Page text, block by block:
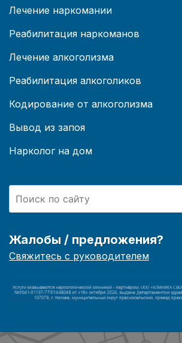
Лечение наркомании
Реабилитация наркоманов
Лечение алкоголизма
Реабилитация алкоголиков
Кодирование от алкоголизма
Вывод из запоя
Нарколог на дом
Жалобы / предложения?
Свяжитесь с руководителем